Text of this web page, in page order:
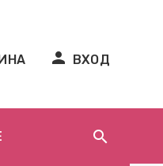
person ВХОД
search